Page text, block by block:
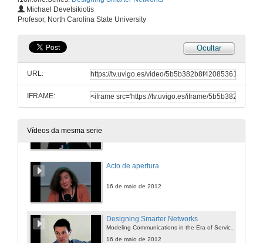
Michael Devetsikiotis
Profesor, North Carolina State University
Ocultar
URL:
IFRAME:
Vídeos da mesma serie
16 de maio de 2012
Acto de apertura
16 de maio de 2012
Designing Smarter Networks
Modeling Communications in the Era of Service Awareness, Social Networks and the Smart Grid
16 de maio de 2012